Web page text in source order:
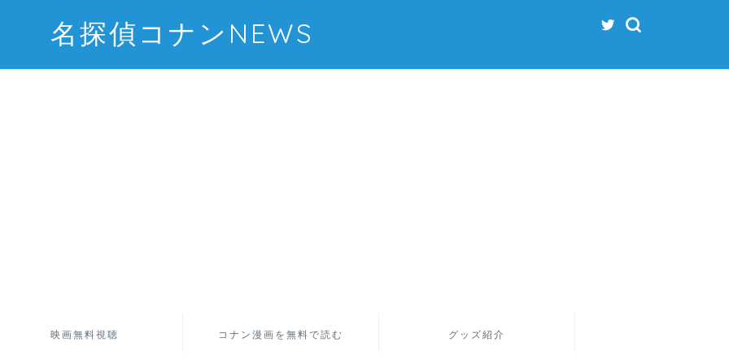
名探偵コナンNEWS
映画無料視聴 コナン漫画を無料で読む グッズ紹介